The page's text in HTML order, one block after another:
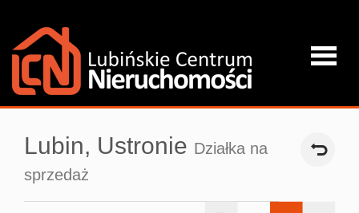
Strona
Lubin, Ustronie Działka na
sprzedaż